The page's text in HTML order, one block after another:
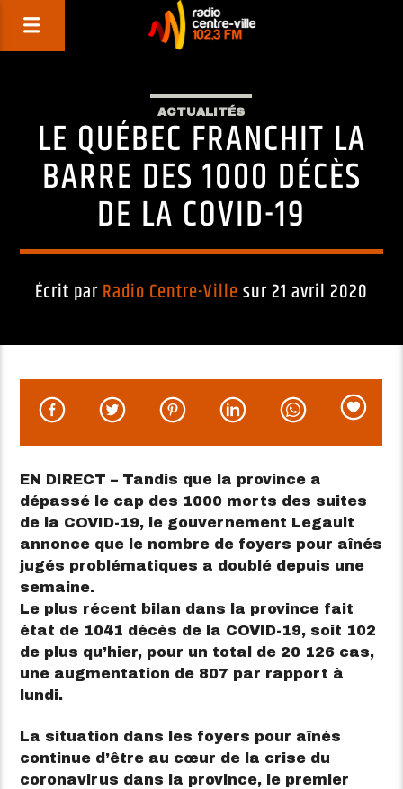
ACTUALITÉS
LE QUÉBEC FRANCHIT LA
BARRE DES 1000 DÉCÈS
DE LA COVID-19
Écrit par Radio Centre-Villesur 21 avril 2020
EN DIRECT – Tandis que la province a
dépassé le cap des 1000 morts des suites
de la COVID-19, le gouvernement Legault
annonce que le nombre de foyers pour aînés
jugés problématiques a doublé depuis une
semaine.
Le plus récent bilan dans la province fait
état de 1041 décès de la COVID-19, soit 102
de plus qu’hier, pour un total de 20 126 cas,
une augmentation de 807 par rapport à
lundi.
La situation dans les foyers pour aînés
continue d’être au cœur de la crise du
coronavirus dans la province, le premier